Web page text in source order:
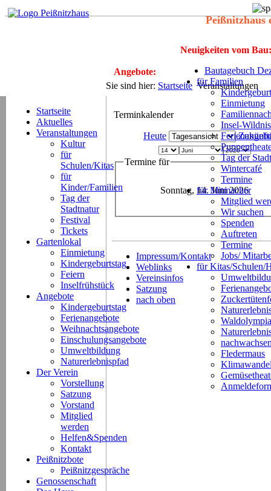
Peißnitzhaus
Neuigkeiten vom Bau:
Bautagebuch
für Familien
Einmietung
Insel-
Tag der
Wintercafé
Termine
für Mitmacher
Mitglied
Wir suchen
Spenden
Auftreten
Termine
Jobs/
für Kitas/Schulen/
Fledermaus
Angebote:
Sie sind hier: Startseite Veranstaltungen
Startseite
Aktuelles
Veranstaltungen
Kultur
für
Schulen/Kitas
für
Kinder/Familien
Tag der
Stadtnatur
Festival
Tickets
Gartenlokal
Einmietung
Kindergeburtstag
Feiern
Inselfrühstück
Angebote
Kindergeburtstag
Ferienangebote
Weihnachtsangebote
Einschulungsangebote
Umweltbildung
Naturerlebnispfad
Der Verein
Vorstellung
Satzung
Vorstand
Mitglied
werden
Helfen&Spenden
Kontakt
Peißnitzbote
Peißnitzgespräche
Genossenschaft
Terminkalender
Heute
Termine für
Sonntag, 14. Juni 2026
Impressum/Kontakt
Weblinks
Vereinsinfos
Satzung
nach oben